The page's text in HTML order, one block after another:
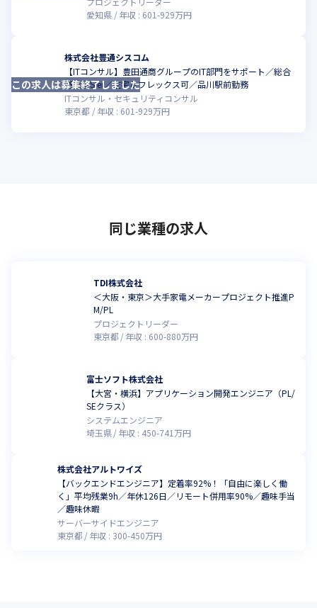
愛知県
年収 : 601-929万円
株式会社豊通シスコム
【ITコンサル】豊⽥通商グループのIT部門をサポート／総合
商社系SIer／在宅＆フレックス可／品川駅前勤務
ITコンサル・セキュリティコンサル
東京都
年収 : 601-929万円
この求人は募集終了しました
同じ業種の求人
TDI株式会社
＜大阪・東京＞大手家電メーカープロジェクト推進P
M/PL
プロジェクトリーダー
東京都
年収 : 600-880万円
富士ソフト株式会社
【大宮・横浜】アプリケーション開発エンジニア（PL/
SEクラス）
システムエンジニア
埼玉県
年収 : 450-741 万円
株式会社アルトワイズ
【バックエンドエンジニア】定着率92%！「自由に楽しく働
く」平均残業9h／年休126日／リモート併用率90%／趣味手当
／趣味休暇
サーバーサイドエンジニア
東京都
年収 : 300-450万円